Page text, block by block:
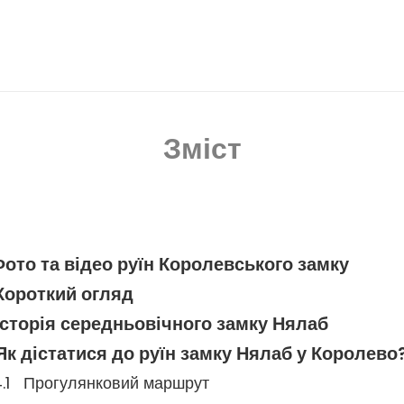
Зміст
та відео руїн Королевського замку
огляд
середньовічного замку Нялаб
дістатися до руїн замку Нялаб у
Прогулянковий маршрут